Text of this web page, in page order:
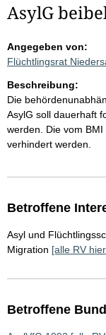
AsylG
Angegeben von:
Flüchtlingsrat
Beschreibung:
Die
AsylG soll dauerhaft
werden. Die vom
verhindert werden.
Betroffene
Asyl und
Migration [alle RV
Betroffene